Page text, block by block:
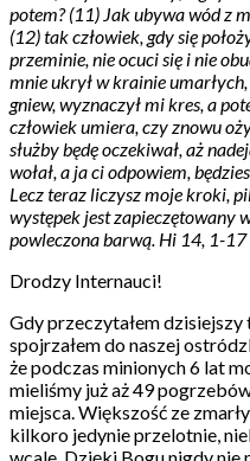
potem? (11) Jak ubywa wód z
(12) tak człowiek, gdy się
przeminie, nie ocuci się i nie
mnie ukrył w krainie
gniew, wyznaczył mi kres, a
człowiek umiera, czy znowu
służby będę oczekiwał, aż
wołał, a ja ci odpowiem,
Lecz teraz liczysz moje kroki,
występek jest zapieczętowany
powleczona barwą. Hi 14, 1-17
Drodzy Internauci!
Gdy przeczytałem
spojrzałem do naszej
że podczas minionych 6 lat
mieliśmy już aż 49
miejsca. Większość ze
kilkoro jedynie przelotnie,